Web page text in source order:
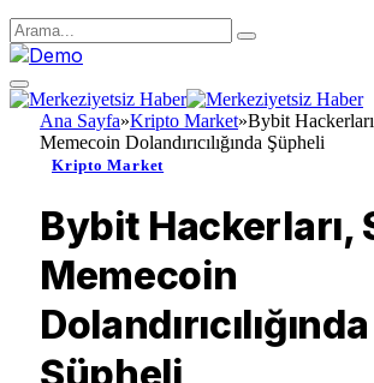
Ana Sayfa»Kripto Market»Bybit
Memecoin Dolandırıcılığında Şüpheli
Kripto Market
Bybit Hackerları,
Memecoin
Dolandırıcılığında